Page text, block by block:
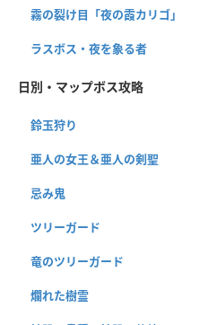
霧の裂け目「夜の霞カリゴ」
ラスボス・夜を象る者
日別・マップボス攻略
鈴玉狩り
亜人の女王＆亜人の剣聖
忌み鬼
ツリーガード
竜のツリーガード
爛れた樹霊